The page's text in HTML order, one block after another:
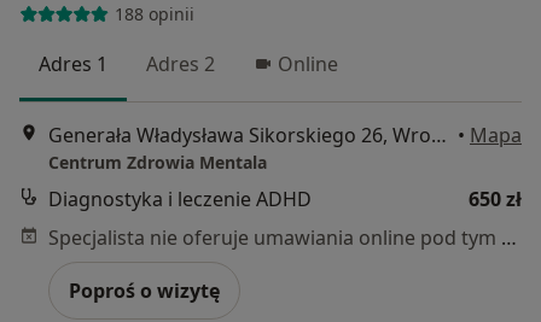
188 opinii
Adres 1 Adres 2 Online
Generała Władysława Sikorskiego 26, Wrocław • Mapa
Centrum Zdrowia Mentala
Diagnostyka i leczenie ADHD
650 zł
Specjalista nie oferuje umawiania online pod tym adresem.
Poproś o wizytę